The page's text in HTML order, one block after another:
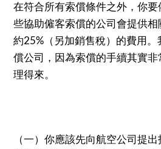
在符合所有索償條件之外，你
些協助僱客索償的公司會提供
約25%（另加銷售稅）的費用
償公司，因為索償的手續其實
理得來。
（一）你應該先向航空公司提